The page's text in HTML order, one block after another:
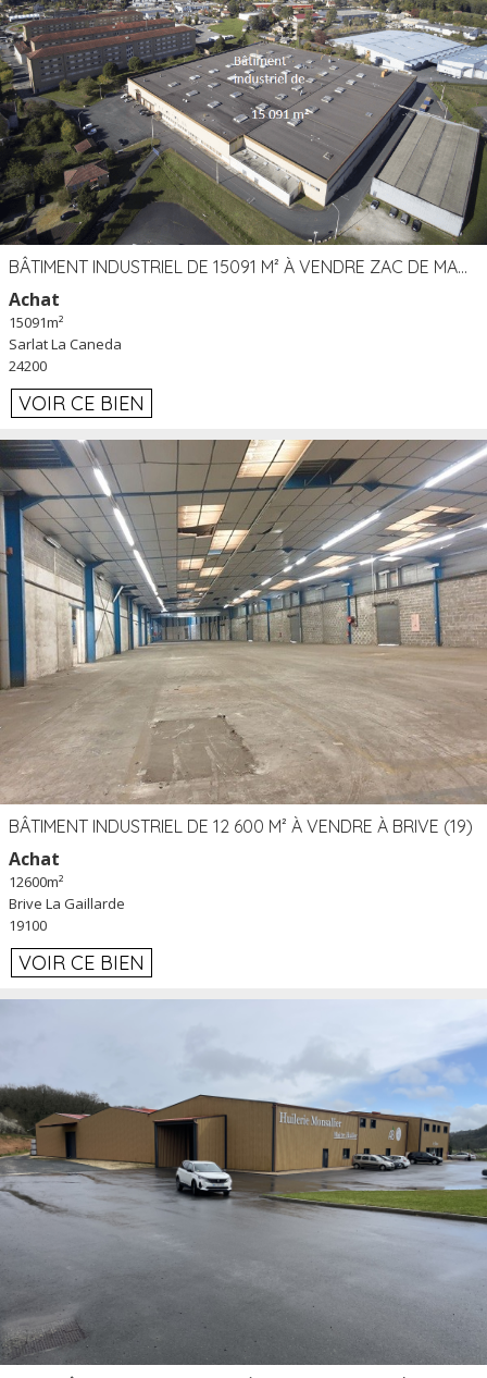
BÂTIMENT INDUSTRIEL DE 15091 M² À VENDRE ZAC DE MADRAZÈS À SARLAT (24)
Achat
15091m²
Sarlat La Caneda
24200
VOIR CE BIEN
BÂTIMENT INDUSTRIEL DE 12 600 M² À VENDRE À BRIVE (19)
Achat
12600m²
Brive La Gaillarde
19100
VOIR CE BIEN